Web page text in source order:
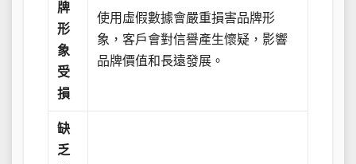
牌
形
象
受
損
使用虛假數據會嚴重損害品牌形
象，客戶會對信譽產生懷疑，影響
品牌價值和長遠發展。
缺
乏